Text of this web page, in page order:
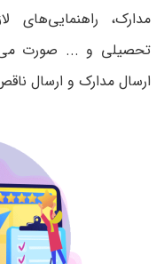
مدارک، راهنمایی‌های
تحصیلی و ... صورت
ارسال مدارک و ارسال